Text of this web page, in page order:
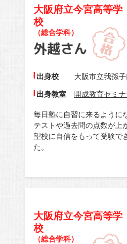
大阪府立今宮高等学
校
（総合学科）
出身校 大阪市立我孫
出身教室 開成教育セミ
毎日塾に自習に来るように
テストや過去問の点数が上
望校に自信をもって受験で
た。
大阪府立今宮高等学
校
（総合学科）